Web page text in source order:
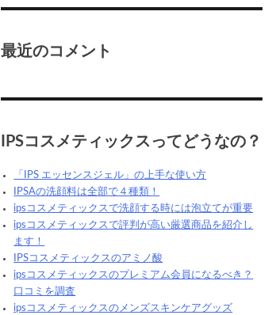
最近のコメント
IPSコスメティックスってどうなの？
「IPS エッセンスジェル」の上手な使い方
IPSAの洗顔料は全部で４種類！
ipsコスメティックスで洗顔する時には泡立てが重要
ipsコスメティックスで評判が高い厳選商品を紹介し
ます！
IPSコスメティックスのアミノ酸
ipsコスメティックスのプレミアム会員になるべき？
口コミを調査
ipsコスメティックスのメンズスキンケアグッズ